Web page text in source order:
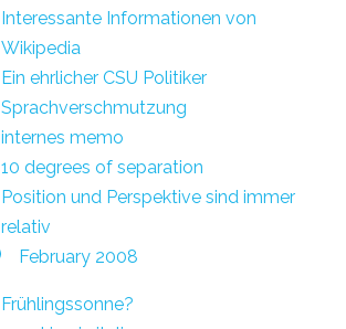
Interessante Informationen von
Wikipedia
Ein ehrlicher CSU Politiker
Sprachverschmutzung
internes memo
10 degrees of separation
Position und Perspektive sind immer
relativ
February 2008
Frühlingssonne?